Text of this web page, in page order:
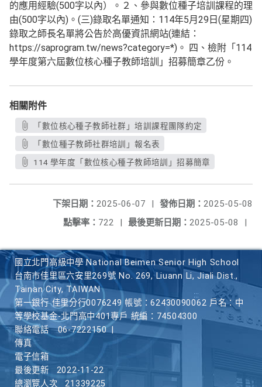
的應用經驗(500字以內）。２、參與數位種子培訓課程的理
由(500字以內)。(三)錄取名單通知：114年5月29日(星期四)
錄取之師長名單將公告於高優資訊網站(連結：
https://saprogram.tw/news?category=*)。 四、檢附「114
學年度第六屆數位核心種子教師培訓」招募簡章乙份。
相關附件
「數位核心種子教師社群」培訓課程團隊約定
「數位種子教師社群培訓」報名表
114 學年度「數位核心種子教師培訓」招募簡章
發佈日期： 2025-05-08
下架日期： 2025-06-07
|
最後更新日期： 2025-05-08 |
點擊率： 722 |
國立北門高級中學 National Beimen Senior High School
台南市佳里區六安里269號 No. 269, Liuann Li, Jiali Dist.,
Tainan City, TAIWAN
第一銀行 佳里分行0076249 帳號：62430090062 戶名：中
等學校基金-北門高中401專戶 統編：74504300
聯絡電話
06-7222150
傳真
電子信箱
最後更新
2022-11-22
總瀏覽人次
21339225